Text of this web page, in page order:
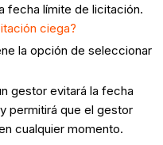
fecha límite de licitación.
ciega?
la opción de seleccionar
gestor evitará la fecha
permitirá que el gestor
cualquier momento.